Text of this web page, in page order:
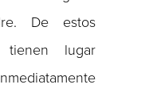
De estos
tienen lugar